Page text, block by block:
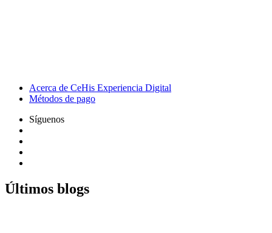
Acerca de CeHis Experiencia Digital
Métodos de pago
Síguenos
Últimos blogs